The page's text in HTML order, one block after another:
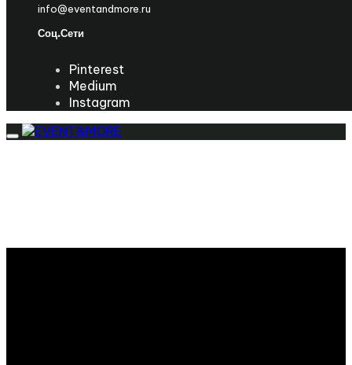
info@eventandmore.ru
Соц.сети
Pinterest
Medium
Instagram
Toggle